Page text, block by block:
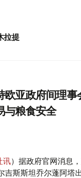
拉提
欧亚政府间理事
与粮食安全
讯）据政府官网消息
吉斯斯坦乔尔蓬阿塔